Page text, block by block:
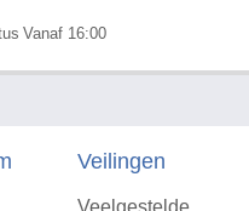
Vanaf 16:00
Veilingen
Veelgestelde